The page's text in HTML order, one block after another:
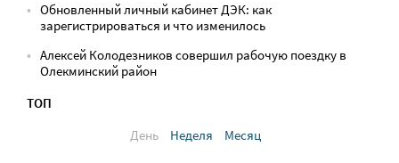
Обновленный личный кабинет ДЭК: как
зарегистрироваться и что изменилось
Алексей Колодезников совершил рабочую поездку в
Олекминский район
ТОП
День
Неделя Месяц